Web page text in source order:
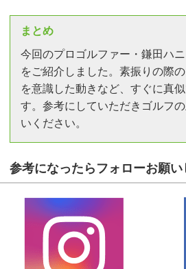
まとめ
今回のプロゴルファー・鎌田ハ
をご紹介しました。素振りの際
を意識した動きなど、すぐに真
す。参考にしていただきゴルフ
いください。
参考になったらフォローお願い